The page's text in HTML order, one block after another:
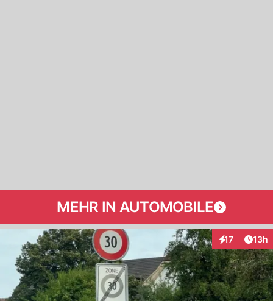
MEHR IN AUTOMOBILE
17
Interaktionen
13h